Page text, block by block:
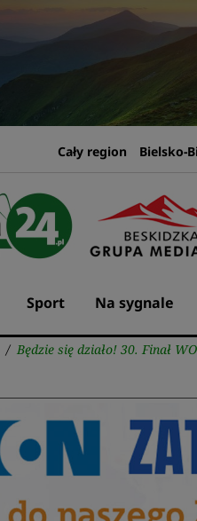
Cały region Bielsko-
Sport Na sygnale
/ Będzie się działo! 30. Finał